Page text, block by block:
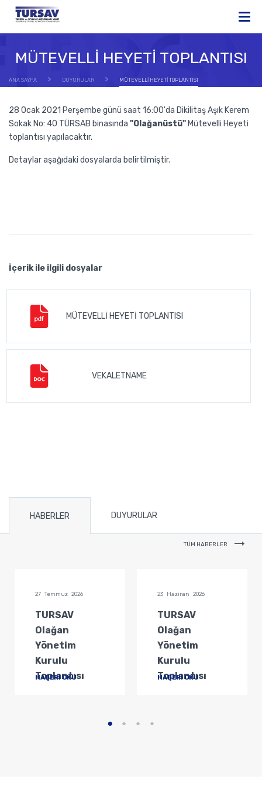
MÜTEVELLİ HEYETİ TOPLANTISI
ANA SAYFA DUYURULAR MÜTEVELLİ HEYETİ TOPLANTISI
28 Ocak 2021 Perşembe günü saat 16:00'da Dikilitaş Aşık Kerem
Sokak No: 40 TÜRSAB binasında "Olağanüstü" Mütevelli Heyeti
toplantısı yapılacaktır.
Detaylar aşağıdaki dosyalarda belirtilmiştir.
İçerik ile ilgili dosyalar
MÜTEVELLİ HEYETİ TOPLANTISI
VEKALETNAME
HABERLER DUYURULAR
TÜM HABERLER
27 Temmuz 2026
TURSAV
Olağan
Yönetim
Kurulu
Toplantısı
HABERİ OKU
23 Haziran 2026
TURSAV
Olağan
Yönetim
Kurulu
Toplantısı
HABERİ OKU